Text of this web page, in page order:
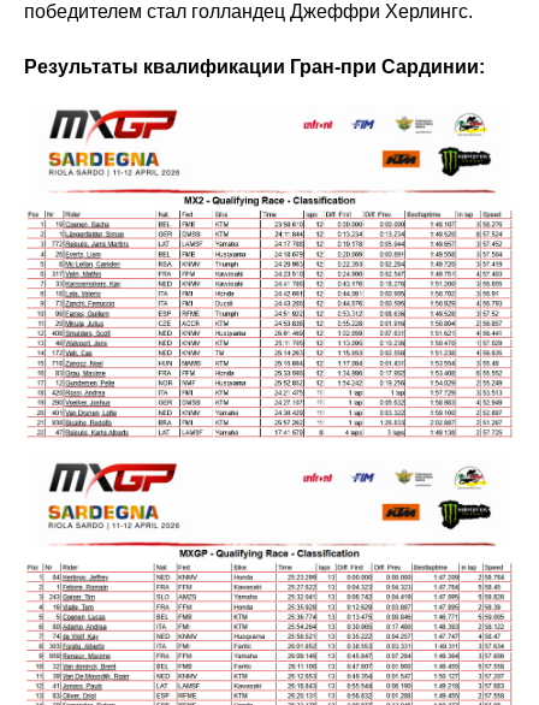
победителем стал голландец Джеффри Херлингс.
Результаты квалификации Гран-при Сардинии: